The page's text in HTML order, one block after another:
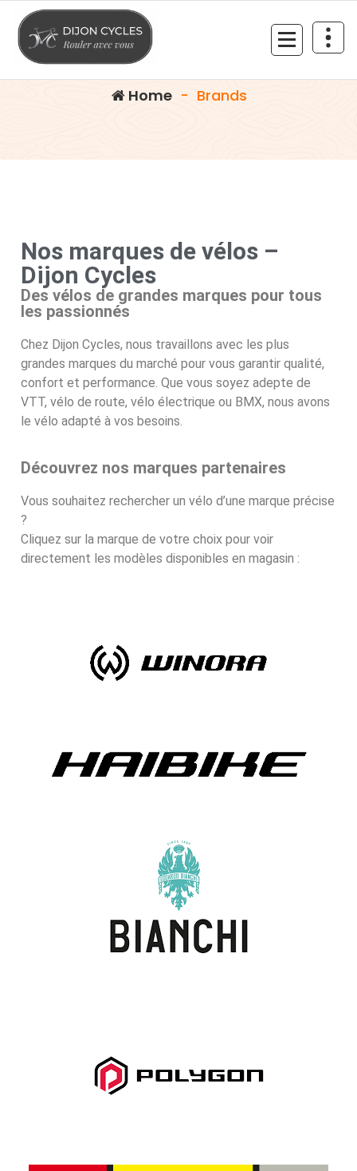
Home- Brands
Nos marques de vélos –
Dijon Cycles
Des vélos de grandes marques pour tous
les passionnés
Chez Dijon Cycles, nous travaillons avec les plus
grandes marques du marché pour vous garantir qualité,
confort et performance. Que vous soyez adepte de
VTT, vélo de route, vélo électrique ou BMX, nous avons
le vélo adapté à vos besoins.
Découvrez nos marques partenaires
Vous souhaitez rechercher un vélo d’une marque précise
?
Cliquez sur la marque de votre choix pour voir
directement les modèles disponibles en magasin :